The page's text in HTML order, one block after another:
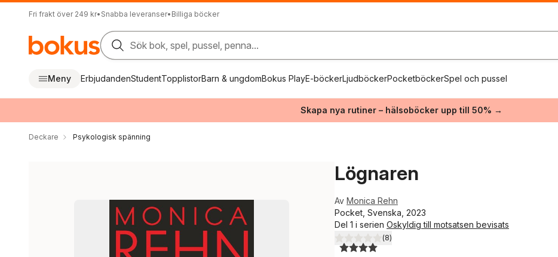
Fri frakt över 249 kr• Snabba leveranser• Billiga böcker
Sök bok, spel, pussel, penna...
Meny ErbjudandenStudentTopplistorBarn & ungdomBokus PlayE-böckerLjudböckerPocketböckerSpel och pussel
Skapa nya rutiner – hälsoböcker upp till 50% →
Deckare Psykologisk spänning
Lögnaren
Av Monica Rehn
Pocket, Svenska, 2023
Del 1 i serien Oskyldig till motsatsen bevisats
4,0utav 5 stjärnor. Totalt antal röster:
(8)